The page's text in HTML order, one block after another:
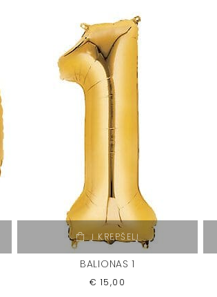
Į KREPŠELĮ
BALIONAS 1
€ 15,00